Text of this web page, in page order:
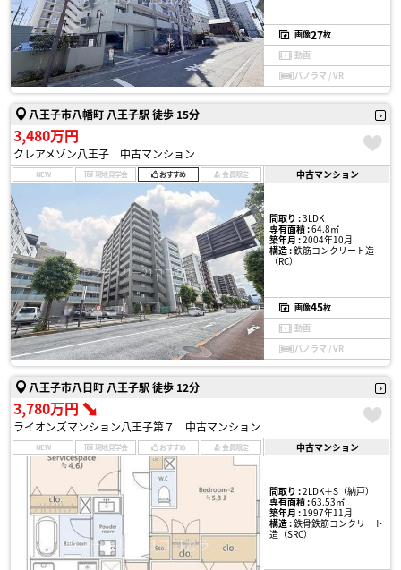
画像27枚
動画
パノラマ / VR
八王子市八幡町 八王子駅 徒歩 15分
3,480万円
クレアメゾン八王子 中古マンション
NEW 現地見学会 おすすめ 会員限定 中古マンション
間取り :3LDK
専有面積 :64.8㎡
築年月 :2004年10月
構造 :鉄筋コンクリート造
（RC）
画像45枚
動画
パノラマ / VR
八王子市八日町 八王子駅 徒歩 12分
3,780万円
ライオンズマンション八王子第７ 中古マンション
NEW 現地見学会 おすすめ 会員限定 中古マンション
間取り :2LDK＋S（納戸）
専有面積 :63.53㎡
築年月 :1997年11月
構造 :鉄骨鉄筋コンクリート
造（SRC）